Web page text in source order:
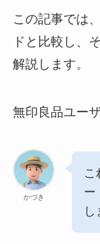
この記事では
ドと比較し、
解説します。
無印良品ユー
かづき
こ
ー
し